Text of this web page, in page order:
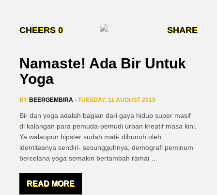
CHEERS 0 SHARE
Namaste! Ada Bir Untuk
Yoga
BY BEERGEMBIRA • TUESDAY, 11 AUGUST 2015
Bir dan yoga adalah bagian dari gaya hidup super masif
di kalangan para pemuda-pemudi urban kreatif masa kini.
Ya walaupun hipster sudah mati- dibunuh oleh
identitasnya sendiri- sesungguhnya, demografi peminum
bercelana yoga semakin bertambah ramai
READ MORE